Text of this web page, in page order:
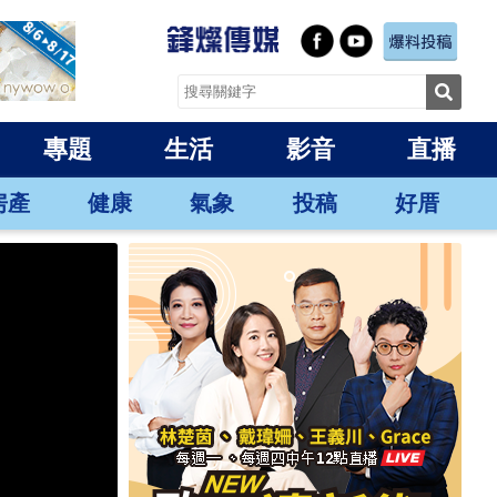
專題 生活 影音 直播
產 健康 氣象 投稿 好厝